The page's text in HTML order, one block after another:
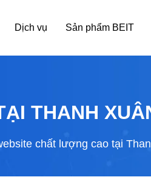
Dịch vụ Sản phẩm BEIT
chất lượng cao tại
THANH